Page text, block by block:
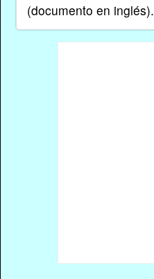
(documento en inglés).